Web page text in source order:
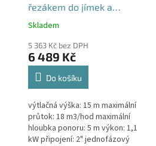
řezákem do jímek a
septiků - Blue Line PQD 7-
Průměrné
produktu
je
5,0
hvězdiček.
Skladem
5 363 Kč bez DPH
6 489 Kč
Do košíku
výtlačná výška: 15 m maximální
průtok: 18 m3/hod maximální
hloubka ponoru: 5 m výkon: 1,1
kW připojení: 2" jednofázový